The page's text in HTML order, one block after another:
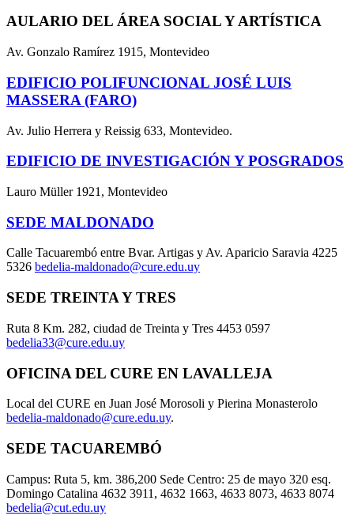
AULARIO DEL ÁREA SOCIAL Y ARTÍSTICA
Av. Gonzalo Ramírez 1915, Montevideo
EDIFICIO POLIFUNCIONAL JOSÉ LUIS
MASSERA (FARO)
Av. Julio Herrera y Reissig 633, Montevideo.
EDIFICIO DE INVESTIGACIÓN Y POSGRADOS
Lauro Müller 1921, Montevideo
SEDE MALDONADO
Calle Tacuarembó entre Bvar. Artigas y Av. Aparicio Saravia 4225
5326 bedelia-maldonado@cure.edu.uy
SEDE TREINTA Y TRES
Ruta 8 Km. 282, ciudad de Treinta y Tres 4453 0597
bedelia33@cure.edu.uy
OFICINA DEL CURE EN LAVALLEJA
Local del CURE en Juan José Morosoli y Pierina Monasterolo
bedelia-maldonado@cure.edu.uy.
SEDE TACUAREMBÓ
Campus: Ruta 5, km. 386,200 Sede Centro: 25 de mayo 320 esq.
Domingo Catalina 4632 3911, 4632 1663, 4633 8073, 4633 8074
bedelia@cut.edu.uy